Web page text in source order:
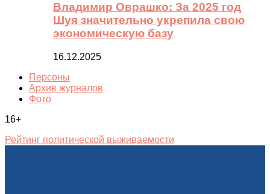
Владимир Оврашко: За 2025 год
Шуя значительно укрепила свою
экономическую базу
16.12.2025
Персоны
Архив журналов
Фото
16+
Рейтинг политической выживаемости